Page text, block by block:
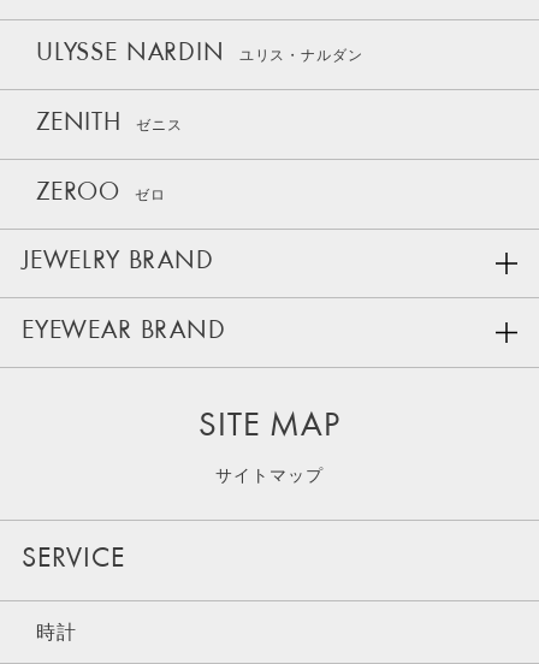
ULYSSE NARDIN ユリス・ナルダン
ZENITH ゼニス
ZEROO ゼロ
JEWELRY BRAND
EYEWEAR BRAND
SITE MAP
サイトマップ
SERVICE
時計